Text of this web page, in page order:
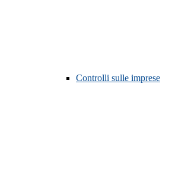
Controlli sulle imprese